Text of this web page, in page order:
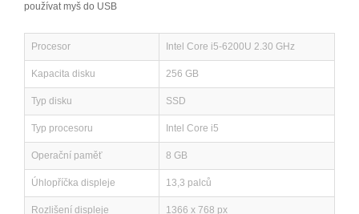
používat myš do USB
Procesor Intel Core i5-6200U 2.30 GHz
Kapacita disku 256 GB
Typ disku SSD
Typ procesoru Intel Core i5
Operační paměť 8 GB
Úhlopříčka displeje 13,3 palců
Rozlišení displeje 1366 x 768 px